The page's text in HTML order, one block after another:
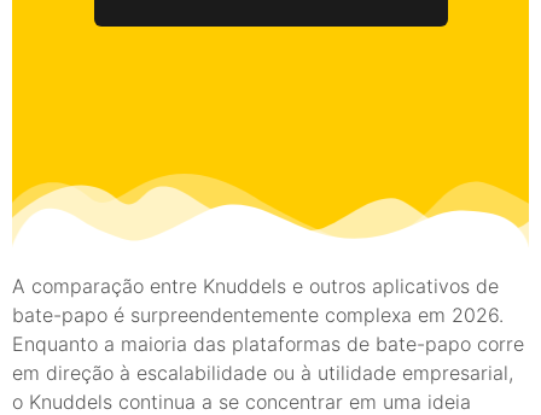
A comparação entre Knuddels e outros aplicativos de
bate-papo é surpreendentemente complexa em 2026.
Enquanto a maioria das plataformas de bate-papo corre
em direção à escalabilidade ou à utilidade empresarial,
o Knuddels continua a se concentrar em uma ideia